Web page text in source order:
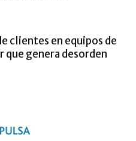
clientes en equipos de
que genera desorden